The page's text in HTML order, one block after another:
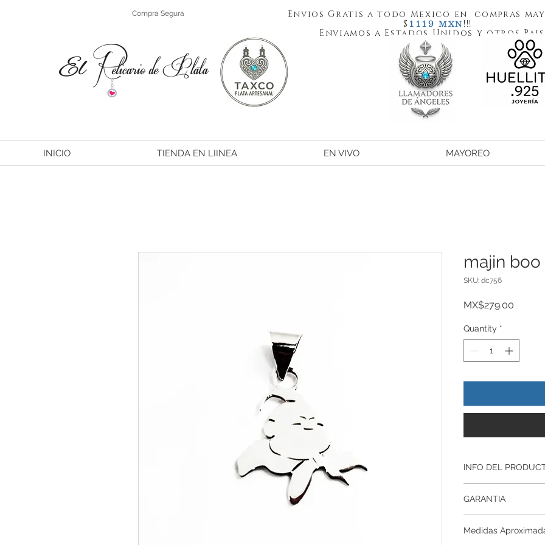
Compra Segura
Envios Gratis a todo Mexico en compras
$ 1119 MXN!!!
Enviamos a Estados Unidos y otros
INICIO TIENDA EN LIINEA EN VIVO MAYOREO
majin boo
SKU: dc756
MX$279.00
Quantity *
INFO DEL
ley.925
Todos nuestros
artesanalmente ,
GARANTIA
Respaldamos
Medidas